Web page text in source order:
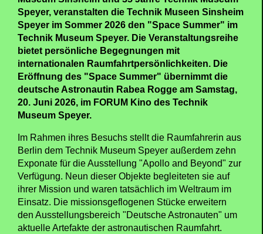
Speyer, veranstalten die Technik Museen Sinsheim
Speyer im Sommer 2026 den "Space Summer" im
Technik Museum Speyer. Die Veranstaltungsreihe
bietet persönliche Begegnungen mit
internationalen Raumfahrtpersönlichkeiten. Die
Eröffnung des "Space Summer" übernimmt die
deutsche Astronautin Rabea Rogge am Samstag,
20. Juni 2026, im FORUM Kino des Technik
Museum Speyer.
Im Rahmen ihres Besuchs stellt die Raumfahrerin aus
Berlin dem Technik Museum Speyer außerdem zehn
Exponate für die Ausstellung "Apollo and Beyond" zur
Verfügung. Neun dieser Objekte begleiteten sie auf
ihrer Mission und waren tatsächlich im Weltraum im
Einsatz. Die missionsgeflogenen Stücke erweitern
den Ausstellungsbereich "Deutsche Astronauten" um
aktuelle Artefakte der astronautischen Raumfahrt.